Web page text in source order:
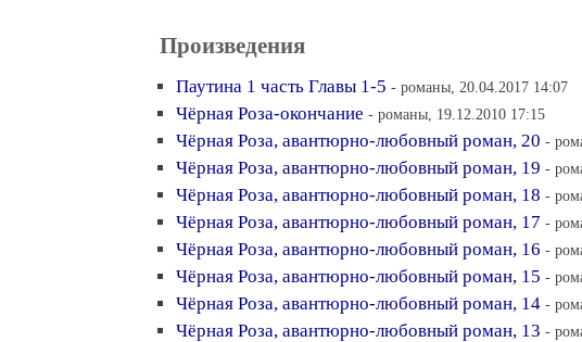
Произведения
Паутина 1 часть Главы 1-5 - романы, 20.04.2017 14:07
Чёрная Роза-окончание - романы, 19.12.2010 17:15
Чёрная Роза, авантюрно-любовный роман, 20 -
Чёрная Роза, авантюрно-любовный роман, 19 -
Чёрная Роза, авантюрно-любовный роман, 18 -
Чёрная Роза, авантюрно-любовный роман, 17 -
Чёрная Роза, авантюрно-любовный роман, 16 -
Чёрная Роза, авантюрно-любовный роман, 15 -
Чёрная Роза, авантюрно-любовный роман, 14 -
Чёрная Роза, авантюрно-любовный роман, 13 -